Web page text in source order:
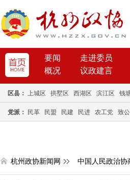
要闻 走进委员
概况
议政建言
区县： 上城区 拱墅区 西湖区 滨江区 钱
党派： 民革 民盟 民建 民进 农工党 致
杭州政协新闻网 中国人民政治协